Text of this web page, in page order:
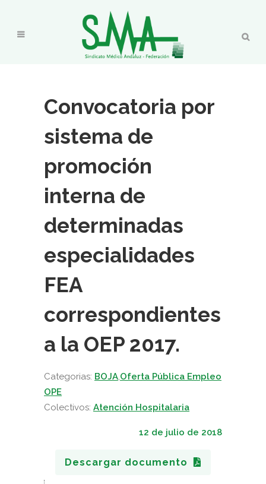
Convocatoria por
sistema de
promoción
interna de
determinadas
especialidades
FEA
correspondientes
a la OEP 2017.
Categorias: BOJA,Oferta Pública Empleo
OPE
Colectivos: Atención Hospitalaria
12 de julio de 2018
Descargar documento